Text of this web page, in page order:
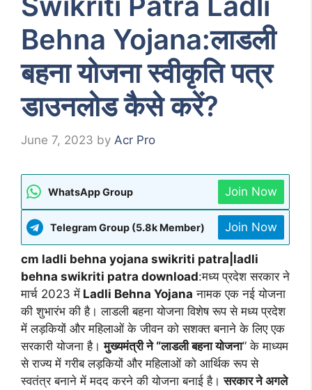
Behna Yojana:लाडली
बहना योजना स्वीकृति पत्र
डाउनलोड कैसे करें?
June 7, 2023 by Acr Pro
WhatsApp Group Join Now
Telegram Group (5.8k Member) Join Now
cm ladli behna yojana swikriti patra|ladli
behna swikriti patra download:मध्य प्रदेश सरकार ने
मार्च 2023 में Ladli Behna Yojana नामक एक नई योजना
की शुभारंभ की है। लाडली बहना योजना विशेष रूप से मध्य प्रदेश
में लड़कियों और महिलाओं के जीवन को सशक्त बनाने के लिए एक
सरकारी योजना है।मुख्यमंत्री ने “लाडली बहना योजना” के माध्यम
से राज्य में गरीब लड़कियों और महिलाओं को आर्थिक रूप से
स्वतंत्र बनाने में मदद करने की योजना बनाई है।सरकार ने अगले